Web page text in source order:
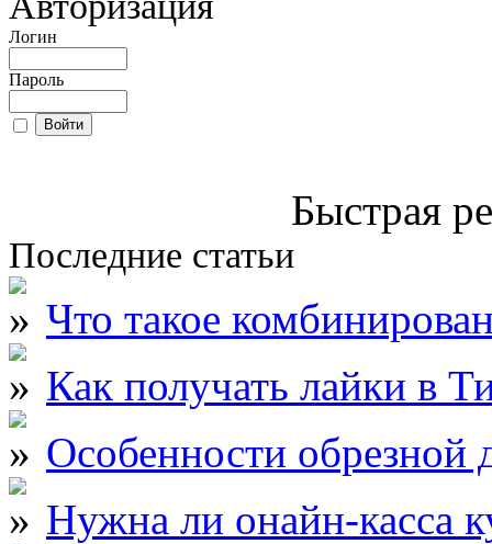
Логин
Пароль
Быстрая
Последние статьи
Что такое
Как получать лайки в
Особенности обрезной
Нужна ли онайн-касса